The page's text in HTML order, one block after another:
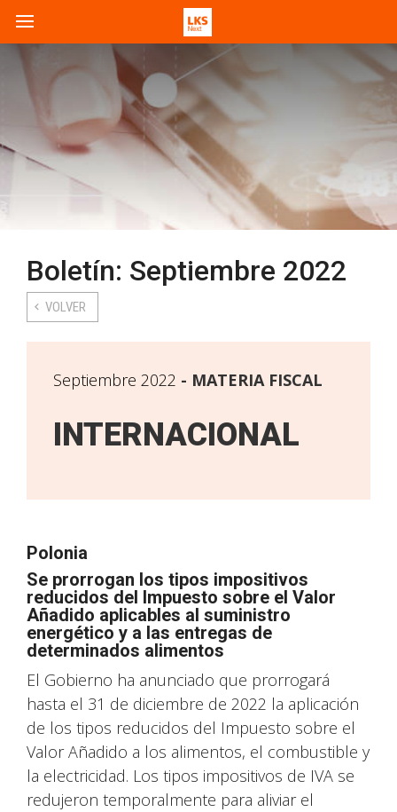
Boletín: Septiembre 2022
VOLVER
Septiembre 2022 MATERIA FISCAL
INTERNACIONAL
Polonia
Se prorrogan los tipos impositivos
reducidos del Impuesto sobre el Valor
Añadido aplicables al suministro
energético y a las entregas de
determinados alimentos
El Gobierno ha anunciado que prorrogará
hasta el 31 de diciembre de 2022 la aplicación
de los tipos reducidos del Impuesto sobre el
Valor Añadido a los alimentos, el combustible y
la electricidad. Los tipos impositivos de IVA se
redujeron temporalmente para aliviar el